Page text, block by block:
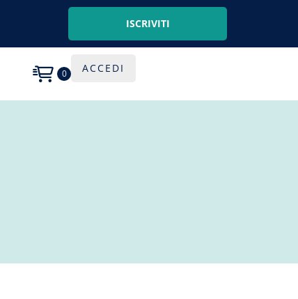
ISCRIVITI
0 ACCEDI